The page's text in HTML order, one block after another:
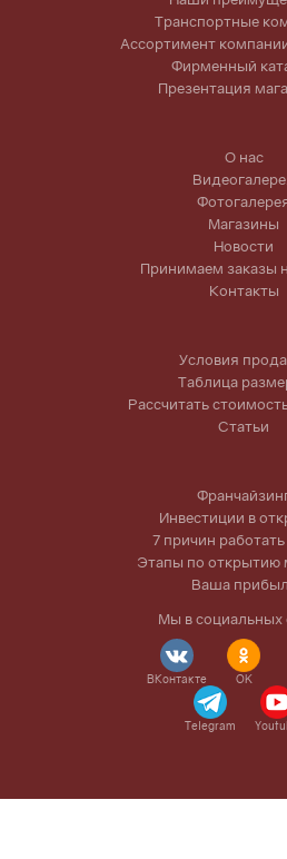
Транспортные
Ассортимент
Фирменный
Презентация
О нас
Магазины
Новости
Принимаем заказы
Контакты
Условия
Таблица
Рассчитать
Статьи
Инвестиции в
7 причин
Этапы по открытию
Ваша
Мы в социальных
ВКонтакте OK
Telegram